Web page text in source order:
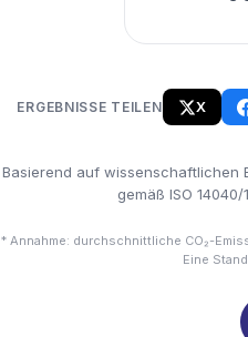
ERGEBNISSE TEILEN X
Basierend auf wissenschaftlichen
gemäß ISO 14040/
* Annahme: durchschnittliche CO₂-
Eine